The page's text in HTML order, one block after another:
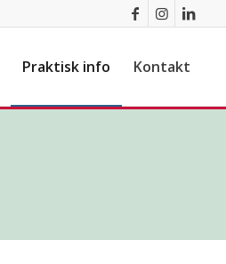
Praktisk info Kontakt